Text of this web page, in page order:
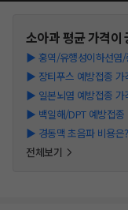
소아과평균 가격이
▶ 홍역/유행성이하선염
▶ 장티푸스 예방접종 가
▶ 일본뇌염 예방접종 가
▶ 백일해/DPT 예방접
▶ 경동맥 초음파 비용은
전체보기